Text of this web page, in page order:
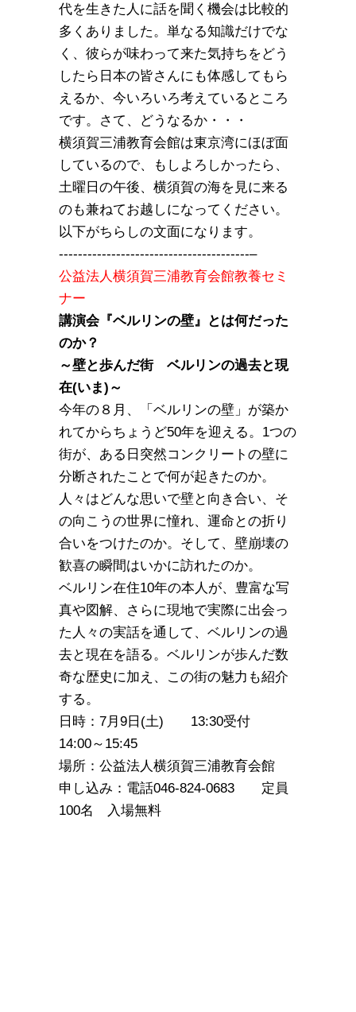
代を生きた人に話を聞く機会は比較的
多くありました。単なる知識だけでな
く、彼らが味わって来た気持ちをどう
したら日本の皆さんにも体感してもら
えるか、今いろいろ考えているところ
です。さて、どうなるか・・・
横須賀三浦教育会館は東京湾にほぼ面
しているので、もしよろしかったら、
土曜日の午後、横須賀の海を見に来る
のも兼ねてお越しになってください。
以下がちらしの文面になります。
----------------------------------------–
公益法人横須賀三浦教育会館教養セミ
ナー
講演会『ベルリンの壁』とは何だった
のか？
～壁と歩んだ街 ベルリンの過去と現
在(いま)～
今年の８月、「ベルリンの壁」が築か
れてからちょうど50年を迎える。1つの
街が、ある日突然コンクリートの壁に
分断されたことで何が起きたのか。
人々はどんな思いで壁と向き合い、そ
の向こうの世界に憧れ、運命との折り
合いをつけたのか。そして、壁崩壊の
歓喜の瞬間はいかに訪れたのか。
ベルリン在住10年の本人が、豊富な写
真や図解、さらに現地で実際に出会っ
た人々の実話を通して、ベルリンの過
去と現在を語る。ベルリンが歩んだ数
奇な歴史に加え、この街の魅力も紹介
する。
日時：7月9日(土) 13:30受付
14:00～15:45
場所：公益法人横須賀三浦教育会館
申し込み：電話046-824-0683 定員
100名 入場無料